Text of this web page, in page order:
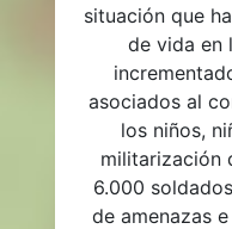
situación que
de vida en
asociados al
los niños,
militarización
6.000
de amenazas